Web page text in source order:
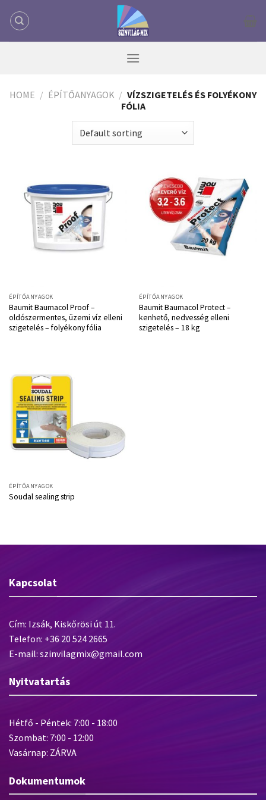
HOME / ÉPÍTŐANYAGOK / VÍZSZIGETELÉS ÉS FOLYÉKONY
FÓLIA
ÉPÍTŐANYAGOK
Baumit Baumacol Proof –
oldószermentes, üzemi víz elleni
szigetelés – folyékony fólia
ÉPÍTŐANYAGOK
Baumit Baumacol Protect –
kenhető, nedvesség elleni
szigetelés – 18 kg
ÉPÍTŐANYAGOK
Soudal sealing strip
Kapcsolat
Cím: Izsák, Kiskőrösi út 11.
Telefon: +36 20 524 2665
E-mail: szinvilagmix@gmail.com
Nyitvatartás
Hétfő - Péntek: 7:00 - 18:00
Szombat: 7:00 - 12:00
Vasárnap: ZÁRVA
Dokumentumok